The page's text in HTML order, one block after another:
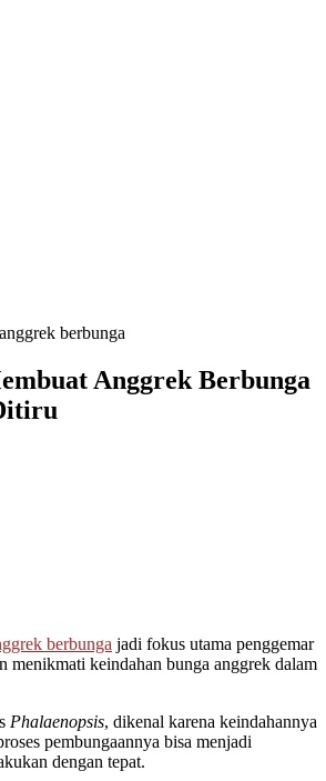
Anggrek Berbunga
berbunga jadi fokus utama penggemar
menikmati keindahan bunga anggrek dalam
Phalaenopsis, dikenal karena keindahannya
pembungaannya bisa menjadi
dengan tepat.